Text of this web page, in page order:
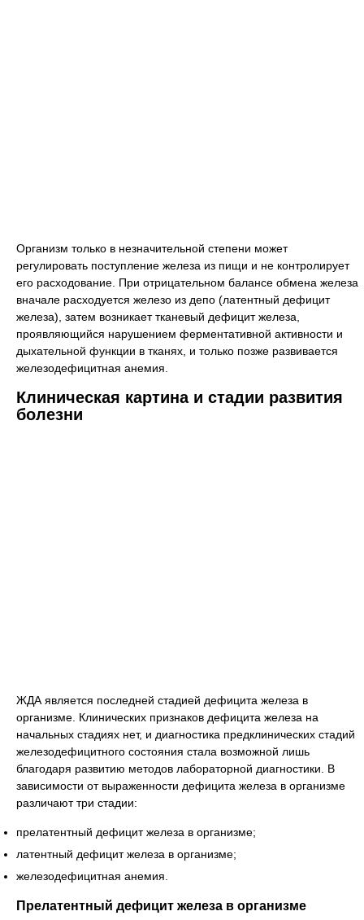
Организм только в незначительной степени может
регулировать поступление железа из пищи и не контролирует
его расходование. При отрицательном балансе обмена железа
вначале расходуется железо из депо (латентный дефицит
железа), затем возникает тканевый дефицит железа,
проявляющийся нарушением ферментативной активности и
дыхательной функции в тканях, и только позже развивается
железодефицитная анемия.
Клиническая картина и стадии развития
болезни
ЖДА является последней стадией дефицита железа в
организме. Клинических признаков дефицита железа на
начальных стадиях нет, и диагностика предклинических стадий
железодефицитного состояния стала возможной лишь
благодаря развитию методов лабораторной диагностики. В
зависимости от выраженности дефицита железа в организме
различают три стадии:
прелатентный дефицит железа в организме;
латентный дефицит железа в организме;
железодефицитная анемия.
Прелатентный дефицит железа в организме